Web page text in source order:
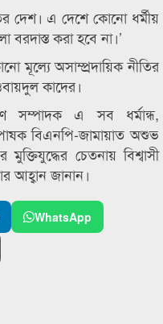
দেশ। এ দেশে কোনো ধর্মীয়
বরদাস্ত করা হবে না।’
মূল্যে অসাম্প্রদায়িক নীতির
কাদের।
সম্পাদক এ সব ধর্মান্ধ,
বিএনপি-জামায়াত অশুভ
চেতনায় বিশ্বাসী
আহ্বান জানান।
WhatsApp